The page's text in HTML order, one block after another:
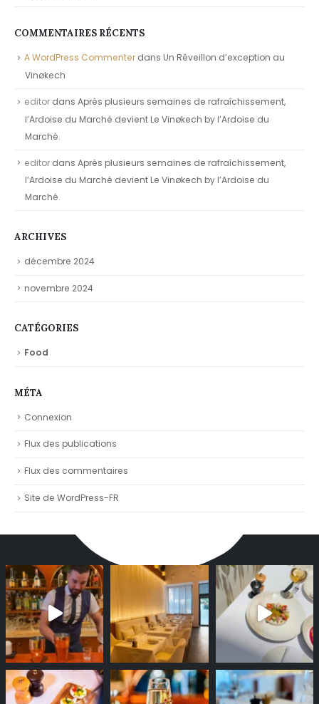
COMMENTAIRES RÉCENTS
A WordPress Commenter dans Un Réveillon d’exception au
Vinøkech
editor dans Après plusieurs semaines de rafraîchissement,
l’Ardoise du Marché devient Le Vinøkech by l’Ardoise du
Marché.
editor dans Après plusieurs semaines de rafraîchissement,
l’Ardoise du Marché devient Le Vinøkech by l’Ardoise du
Marché.
ARCHIVES
décembre 2024
novembre 2024
CATÉGORIES
Food
MÉTA
Connexion
Flux des publications
Flux des commentaires
Site de WordPress-FR